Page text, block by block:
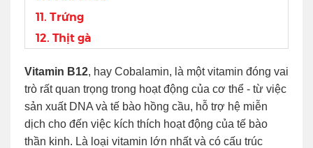
11. Trứng
12. Thịt gà
Vitamin B12, hay Cobalamin, là một vitamin đóng vai
trò rất quan trọng trong hoạt động của cơ thể - từ việc
sản xuất DNA và tế bào hồng cầu, hỗ trợ hệ miễn
dịch cho đến việc kích thích hoạt động của tế bào
thần kinh. Là loại vitamin lớn nhất và có cấu trúc